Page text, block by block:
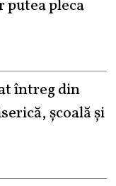
putea pleca
întreg din
școală și